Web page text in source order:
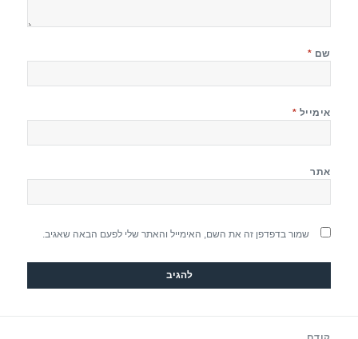
שם *
אימייל *
אתר
שמור בדפדפן זה את השם, האימייל והאתר שלי לפעם הבאה שאגיב.